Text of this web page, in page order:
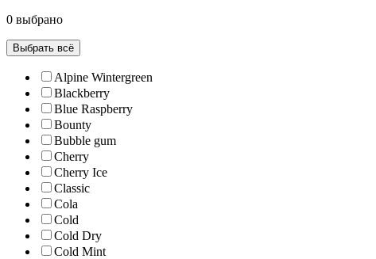
0 выбрано
Выбрать всё
Alpine Wintergreen
Blackberry
Blue Raspberry
Bounty
Bubble gum
Cherry
Cherry Ice
Classic
Cola
Cold
Cold Dry
Cold Mint